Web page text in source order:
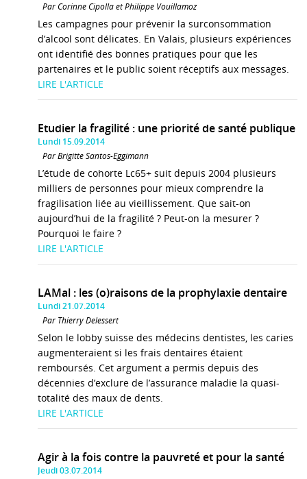
Par Corinne Cipolla et Philippe Vouillamoz
Les campagnes pour prévenir la surconsommation
d’alcool sont délicates. En Valais, plusieurs expériences
ont identifié des bonnes pratiques pour que les
partenaires et le public soient réceptifs aux messages.
LIRE L'ARTICLE
Etudier la fragilité : une priorité de santé publique
Lundi 15.09.2014
Par Brigitte Santos-Eggimann
L’étude de cohorte Lc65+ suit depuis 2004 plusieurs
milliers de personnes pour mieux comprendre la
fragilisation liée au vieillissement. Que sait-on
aujourd’hui de la fragilité ? Peut-on la mesurer ?
Pourquoi le faire ?
LIRE L'ARTICLE
LAMal : les (o)raisons de la prophylaxie dentaire
Lundi 21.07.2014
Par Thierry Delessert
Selon le lobby suisse des médecins dentistes, les caries
augmenteraient si les frais dentaires étaient
remboursés. Cet argument a permis depuis des
décennies d’exclure de l’assurance maladie la quasi-
totalité des maux de dents.
LIRE L'ARTICLE
Agir à la fois contre la pauvreté et pour la santé
Jeudi 03.07.2014